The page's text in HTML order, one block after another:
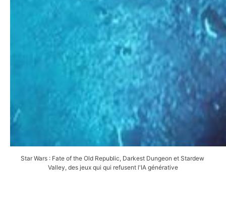
Star Wars : Fate of the Old Republic, Darkest Dungeon et Stardew
Valley, des jeux qui qui refusent l'IA générative